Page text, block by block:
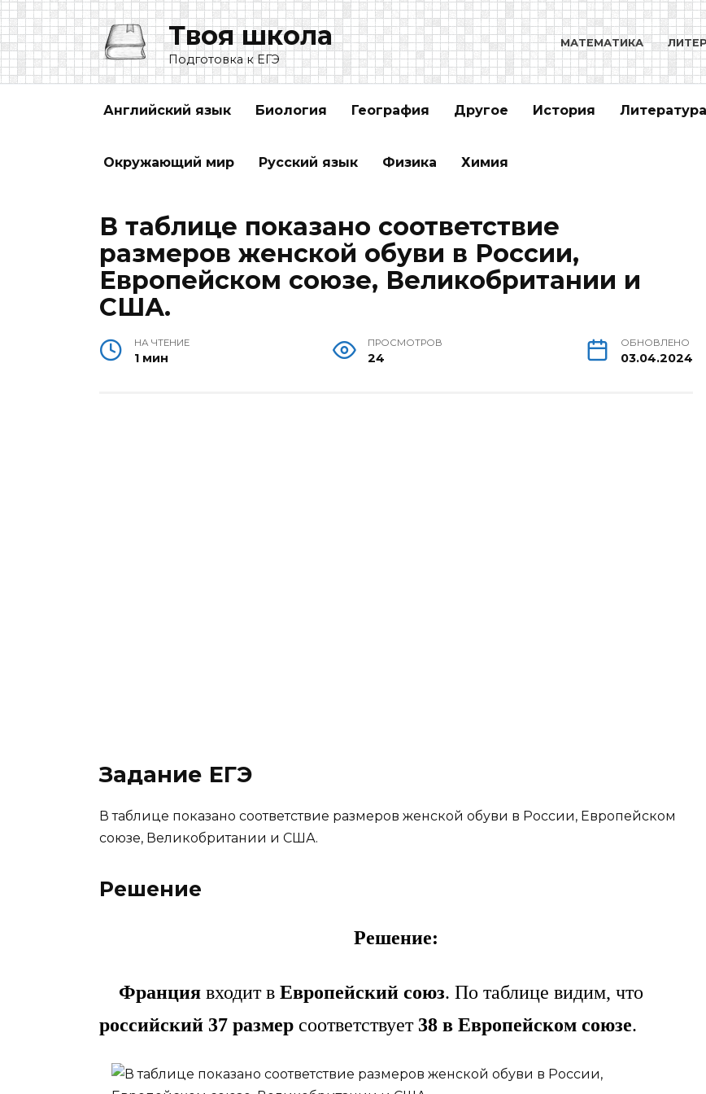
Перейти
к
содержанию
Твоя школа
Подготовка к ЕГЭ
МАТЕМАТИКА
Английский язык Биология География Другое История Литература
Окружающий мир Русский язык Физика Химия
В таблице показано соответствие
размеров женской обуви в России,
Европейском союзе, Великобритании и
США.
НА ЧТЕНИЕ
1 мин
ПРОСМОТРОВ
24
ОБНОВЛЕНО
03.04.2024
Задание ЕГЭ
В таблице показано соответствие размеров женской обуви в России, Европейском
союзе, Великобритании и США.
Решение
Решение:
Франция входит в Европейский союз. По таблице видим, что
российский 37 размер соответствует38 в Европейском союзе.